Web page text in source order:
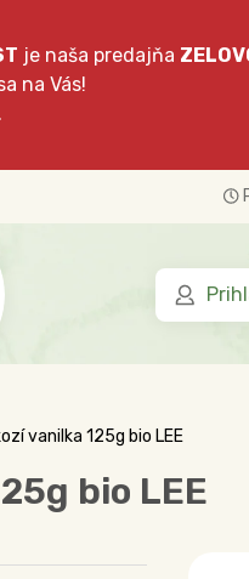
je naša predajňa
na Vás!
vanilka 125g bio LEE
bio LEE